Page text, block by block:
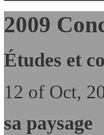
2009
Études et
12 of Oct,
sa paysage